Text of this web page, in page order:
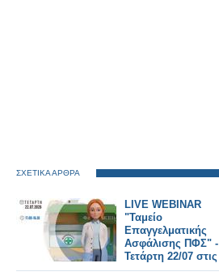
ΣΧΕΤΙΚΑ ΑΡΘΡΑ
LIVE WEBINAR
"Ταμείο
Επαγγελματικής
Ασφάλισης ΠΦΣ" -
Τετάρτη 22/07 στις
17:00